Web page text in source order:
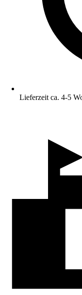
Lieferzeit ca. 4-5